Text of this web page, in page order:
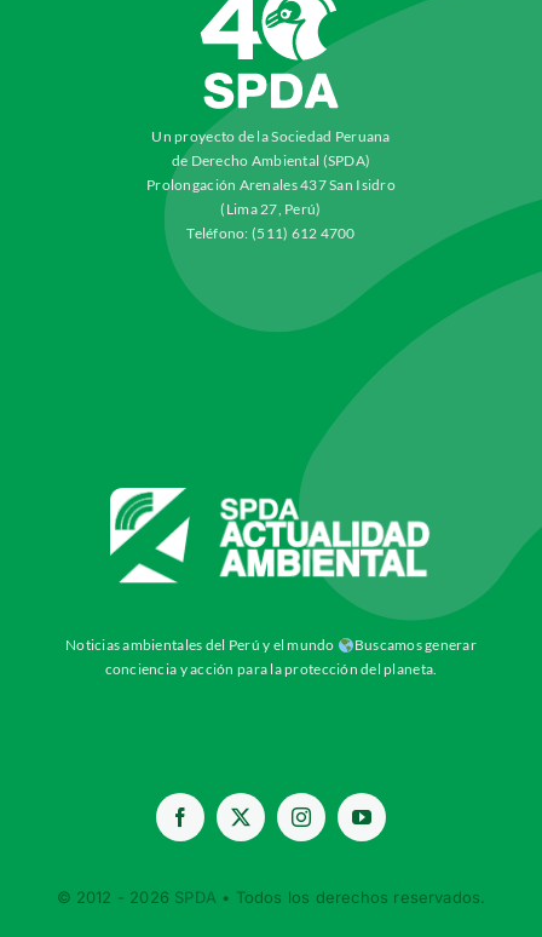
Un proyecto de la Sociedad Peruana
de Derecho Ambiental (SPDA)
Prolongación Arenales 437 San Isidro
(Lima 27, Perú)
Teléfono: (511) 612 4700
Noticias ambientales del Perú y el mundo
Buscamos generar
conciencia y acción para la protección del planeta.
© 2012 - 2026 SPDA • Todos los derechos reservados.